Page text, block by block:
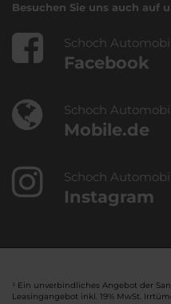
Besuchen Sie uns auch auf
Schoch
Facebook
Schoch
Mobile.de
Schoch
Instagram
¹ Ein unverbindliches Angebot der
Leasingangebot inkl. 19% MwSt.